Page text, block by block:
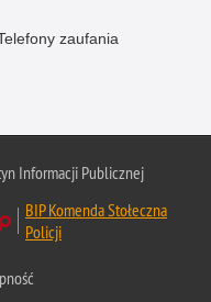
zaufania
Informacji Publicznej
BIP Komenda Stołeczna
Policji